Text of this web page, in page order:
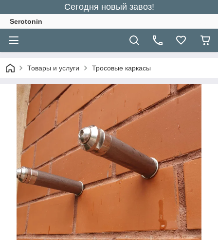
Сегодня новый завоз!
Serotonin
Товары и услуги Тросовые каркасы